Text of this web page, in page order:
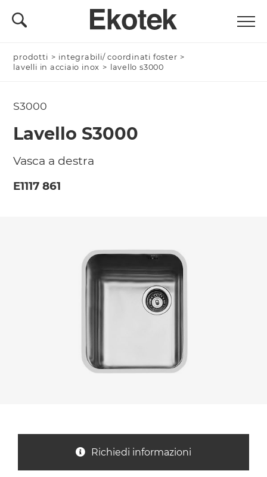
prodotti > integrabili/ coordinati foster >
lavelli in acciaio inox > lavello s3000
S3000
Lavello S3000
Vasca a destra
E1117 861
Richiedi informazioni
Nominativo *